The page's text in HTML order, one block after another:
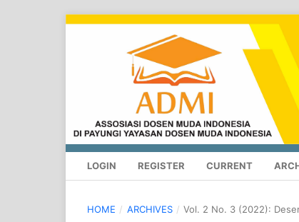
LOGIN REGISTER CURRENT
HOME / ARCHIVES / Vol. 2 No. 3 (2022):